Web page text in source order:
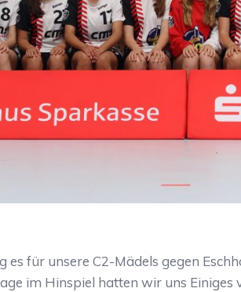
es für unsere C2-Mädels gegen
im Hinspiel hatten wir uns Einiges